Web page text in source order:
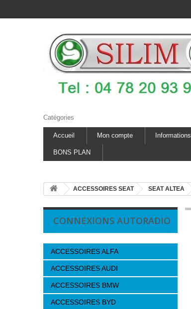
Catégories
Accueil Mon compte Informations
BONS PLAN
ACCESSOIRES SEAT SEAT ALTEA
CONNEXIONS AUTORADIO
ACCESSOIRES ALFA
ACCESSOIRES AUDI
ACCESSOIRES BMW
ACCESSOIRES BYD